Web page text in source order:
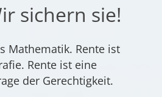
sichern sie!
Mathematik. Rente ist
Rente ist eine
der Gerechtigkeit.